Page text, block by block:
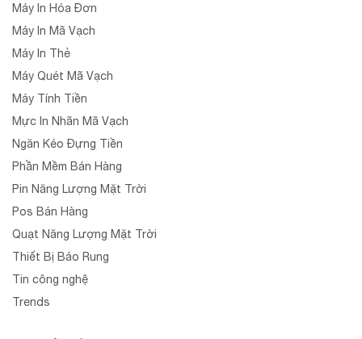
Máy In Hóa Đơn
Máy In Mã Vạch
Máy In Thẻ
Máy Quét Mã Vạch
Máy Tính Tiền
Mực In Nhãn Mã Vạch
Ngăn Kéo Đựng Tiền
Phần Mềm Bán Hàng
Pin Năng Lượng Mặt Trời
Pos Bán Hàng
Quạt Năng Lượng Mặt Trời
Thiết Bị Báo Rung
Tin công nghệ
Trends